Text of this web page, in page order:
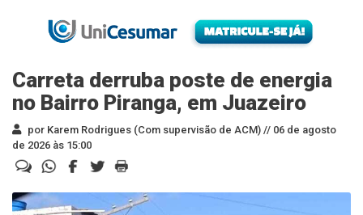
Carreta derruba poste de energia
no Bairro Piranga, em Juazeiro
por Karem Rodrigues (Com supervisão de ACM) // 06 de agosto
de 2026 às 15:00